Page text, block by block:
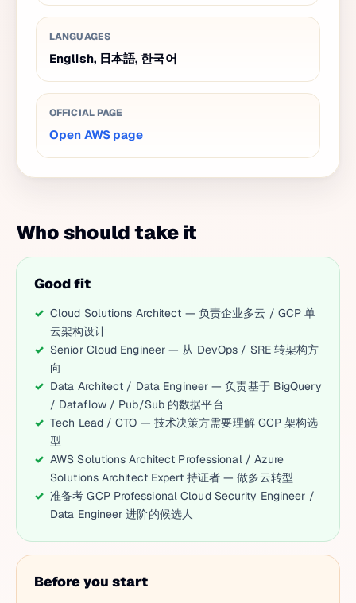
LANGUAGES
English, 日本語, 한국어
OFFICIAL PAGE
Open AWS page
Who should take it
Good fit
Cloud Solutions Architect — 负责企业多云 / GCP 单
云架构设计
Senior Cloud Engineer — 从 DevOps / SRE 转架构方
向
Data Architect / Data Engineer — 负责基于 BigQuery
/ Dataflow / Pub/Sub 的数据平台
Tech Lead / CTO — 技术决策方需要理解 GCP 架构选
型
AWS Solutions Architect Professional / Azure
Solutions Architect Expert 持证者 — 做多云转型
准备考 GCP Professional Cloud Security Engineer /
Data Engineer 进阶的候选人
Before you start